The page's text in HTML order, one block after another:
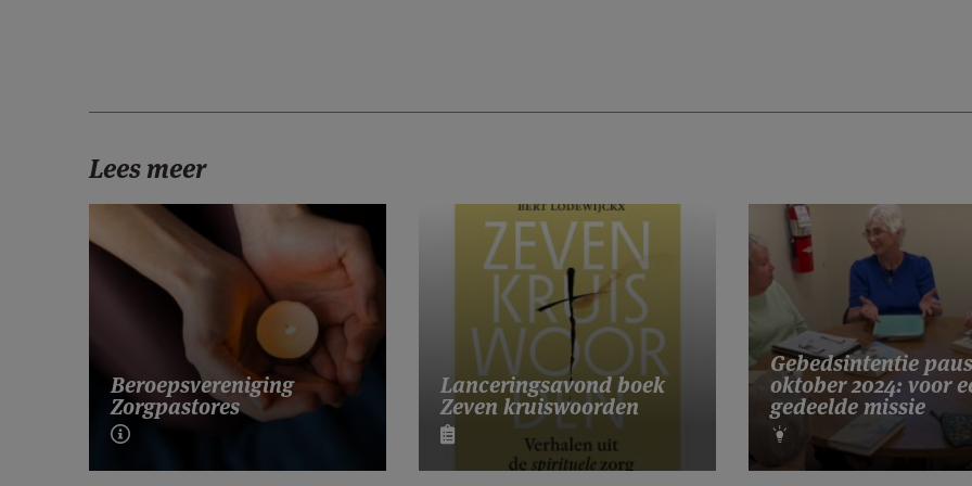
Lees meer
Beroepsvereniging
Zorgpastores
Lanceringsavond boek
Zeven kruiswoorden
Gebedsintentie paus
oktober 2024: voor
gedeelde missie